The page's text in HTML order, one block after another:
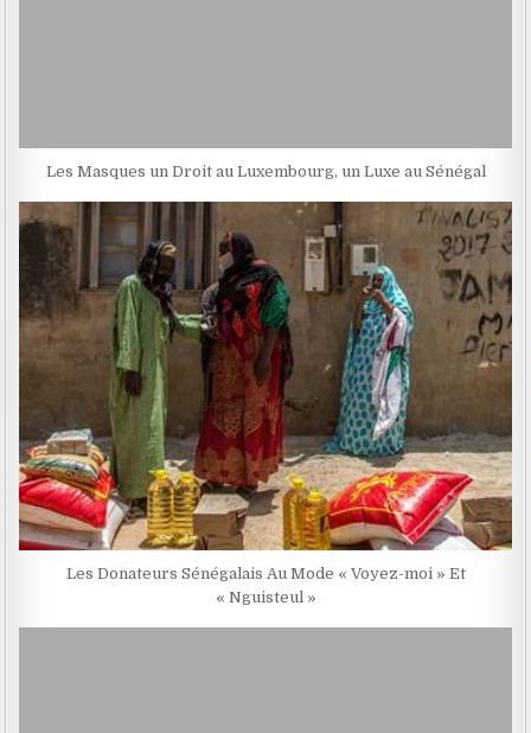
Les Masques un Droit au Luxembourg, un Luxe au Sénégal
Les Donateurs Sénégalais Au Mode « Voyez-moi » Et
« Nguisteul »